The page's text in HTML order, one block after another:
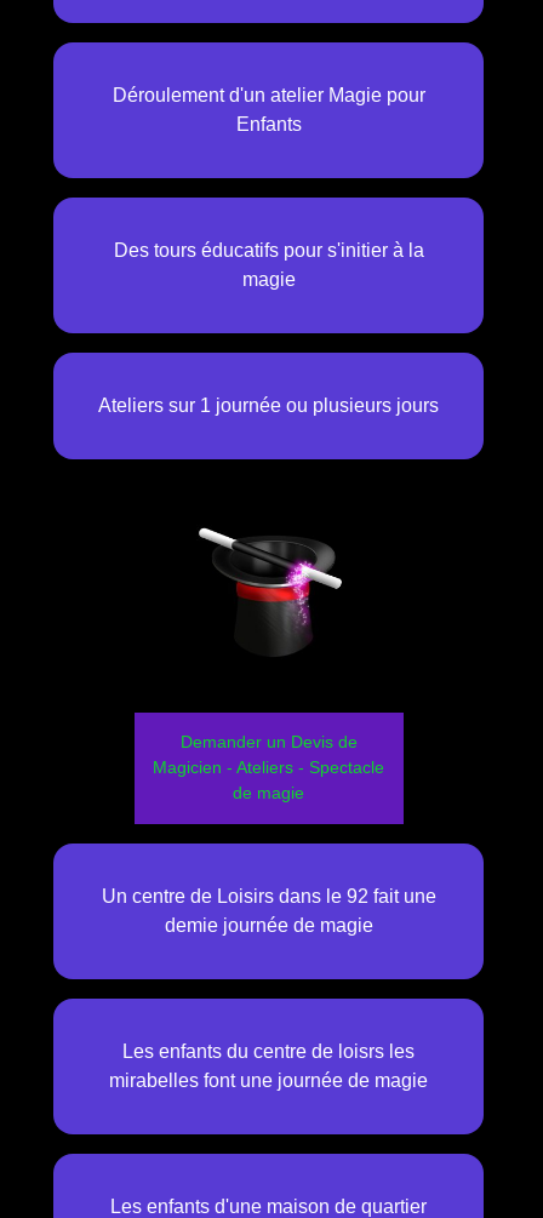
Déroulement d'un atelier Magie pour
Enfants
Des tours éducatifs pour s'initier à la
magie
Ateliers sur 1 journée ou plusieurs jours
Demander un Devis de
Magicien - Ateliers - Spectacle
de magie
Un centre de Loisirs dans le 92 fait une
demie journée de magie
Les enfants du centre de loisrs les
mirabelles font une journée de magie
Les enfants d'une maison de quartier